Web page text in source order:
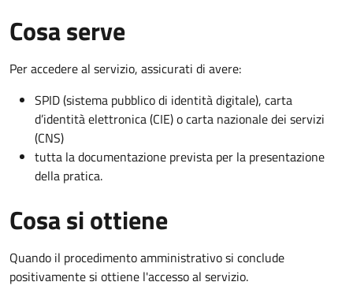
Cosa serve
Per accedere al servizio, assicurati di avere:
SPID (sistema pubblico di identità digitale), carta
d’identità elettronica (CIE) o carta nazionale dei servizi
(CNS)
tutta la documentazione prevista per la presentazione
della pratica.
Cosa si ottiene
Quando il procedimento amministrativo si conclude
positivamente si ottiene l'accesso al servizio.